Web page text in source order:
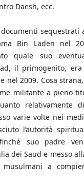
Daesh, ecc.
documenti sequestrati
Bin Laden nel
quale suo
il primogenito,
nel 2009. Cosa
militante a pieno
relativamente
varie volte nei
l’autorità
suo padre
dei Saud e messo
a